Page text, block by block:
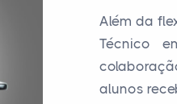
Além da
Técnico
alunos